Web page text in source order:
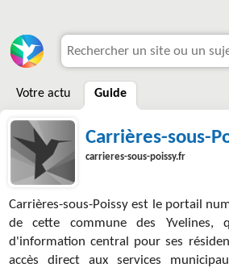
Votre actu Guide
Carrières-sous-
carrieres-sous-poissy.fr
Carrières-sous-Poissy est le portail
de cette commune des
d'information central pour ses
accès direct aux services